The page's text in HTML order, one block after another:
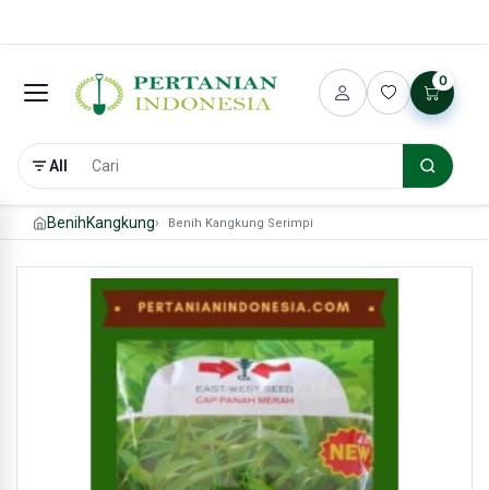
All
0
BenihKangkung Benih Kangkung Serimpi